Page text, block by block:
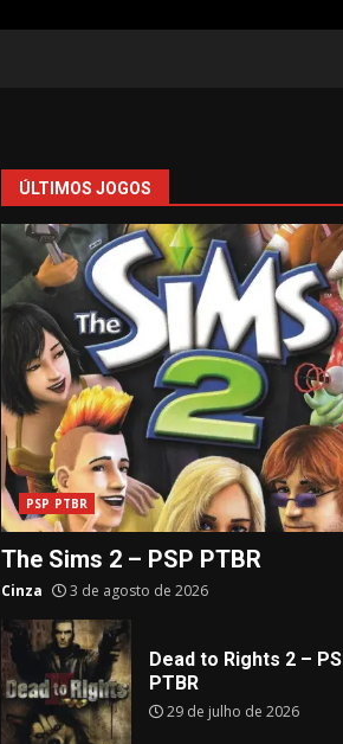
ÚLTIMOS JOGOS
PSP PTBR
The Sims 2 – PSP PTBR
Cinza 3 de agosto de 2026
Dead to Rights 2 –
PTBR
29 de julho de 2026